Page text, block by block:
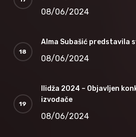
08/06/2024
Alma Subašić predstavila
08/06/2024
Ilidža 2024 – Objavljen
izvođače
08/06/2024